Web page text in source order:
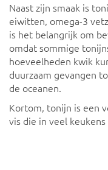
Naast zijn smaak is
eiwitten, omega-3
is het belangrijk om
omdat sommige
hoeveelheden kwik
duurzaam gevangen
de oceanen.
Kortom, tonijn is een
vis die in veel